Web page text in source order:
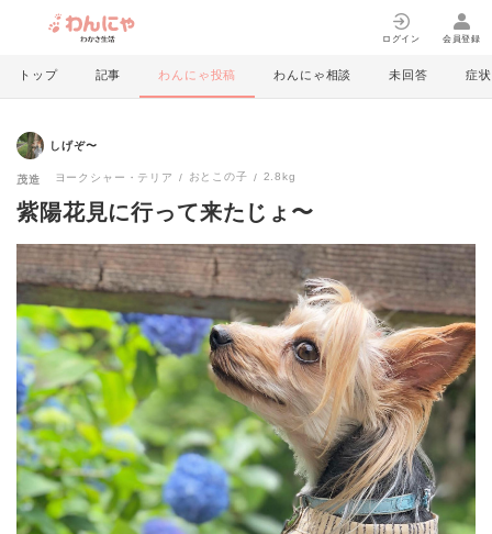
ログイン 会員登録
トップ 記事 わんにゃ投稿 わんにゃ相談 未回答 症状
しげぞ〜
茂造 ヨークシャー・テリア おとこの子 2.8kg
紫陽花見に行って来たじょ〜